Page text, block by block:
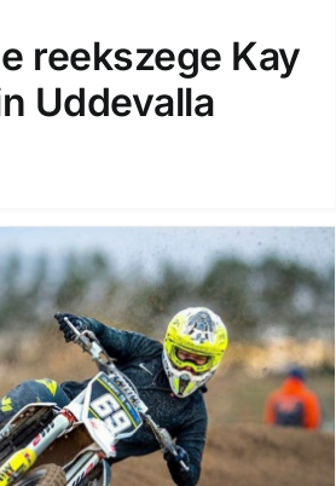
reekszege Kay
Uddevalla